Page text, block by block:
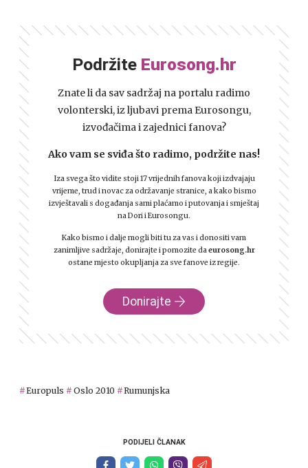
Podržite Eurosong.hr
Znate li da sav sadržaj na portalu radimo
volonterski, iz ljubavi prema Eurosongu,
izvođačima i zajednici fanova?
Ako vam se sviđa što radimo, podržite nas!
Iza svega što vidite stoji 17 vrijednih fanova koji izdvajaju
vrijeme, trud i novac za održavanje stranice, a kako bismo
izvještavali s događanja sami plaćamo i putovanja i smještaj
na Dori i Eurosongu.
Kako bismo i dalje mogli biti tu za vas i donositi vam
zanimljive sadržaje, donirajte i pomozite daeurosong.hr
ostane mjesto okupljanja za sve fanove iz regije.
Donirajte
Europuls Oslo 2010 Rumunjska
PODIJELI ČLANAK